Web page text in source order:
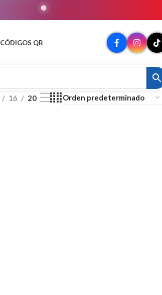
CÓDIGOS QR
16 20